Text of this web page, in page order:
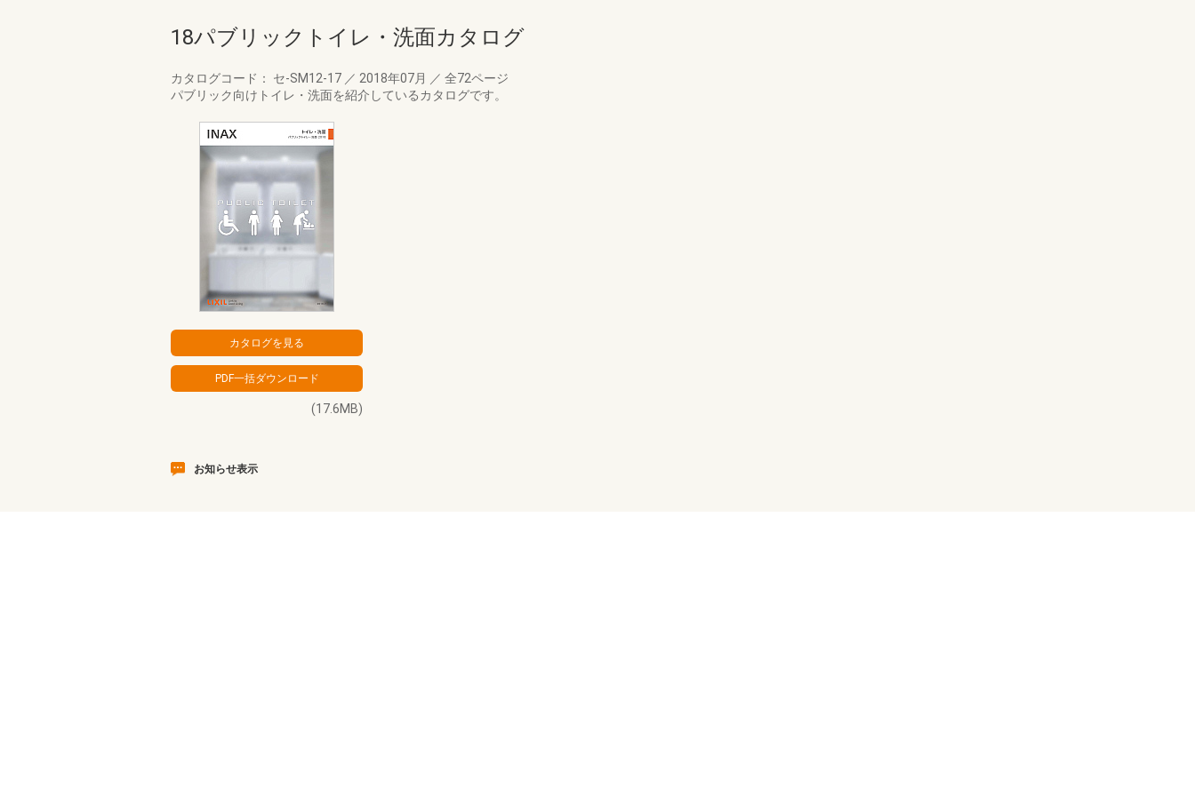
18パブリックトイレ・洗面カタログ
カタログコード： セ-SM12-17 ／ 2018年07月 ／ 全72ページ
パブリック向けトイレ・洗面を紹介しているカタログです。
(17.6MB)
お知らせ表示